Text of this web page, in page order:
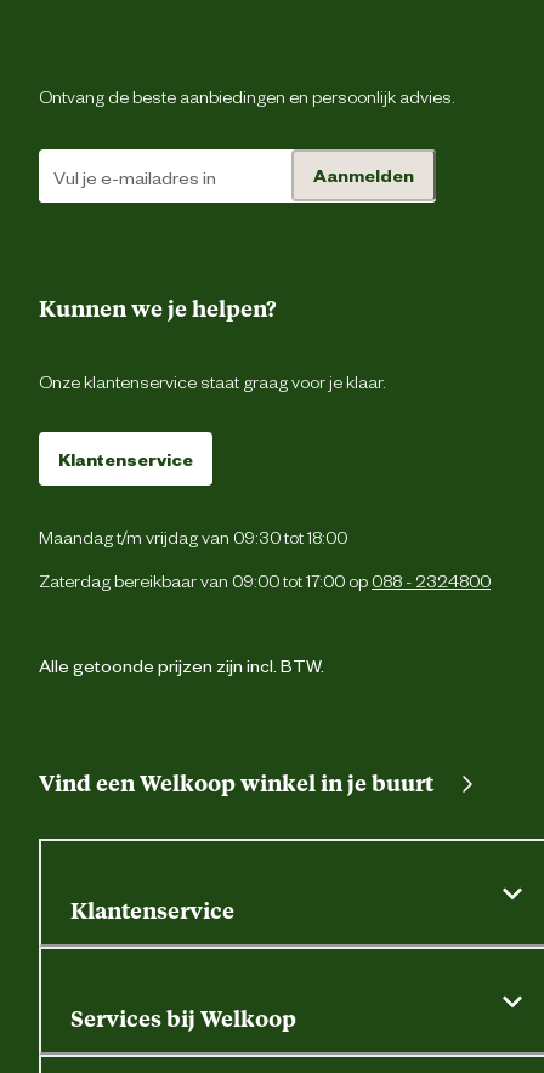
Ontvang de beste aanbiedingen en persoonlijk advies.
Aanmelden
Kunnen we je helpen?
Onze klantenservice staat graag voor je klaar.
Klantenservice
Maandag t/m vrijdag van 09:30 tot 18:00
Zaterdag bereikbaar van 09:00 tot 17:00 op 088 - 2324800
Alle getoonde prijzen zijn incl. BTW.
Vind een Welkoop winkel in je buurt
Klantenservice
Contactformulier
Services bij Welkoop